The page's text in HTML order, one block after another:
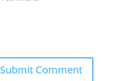
Submit Comment